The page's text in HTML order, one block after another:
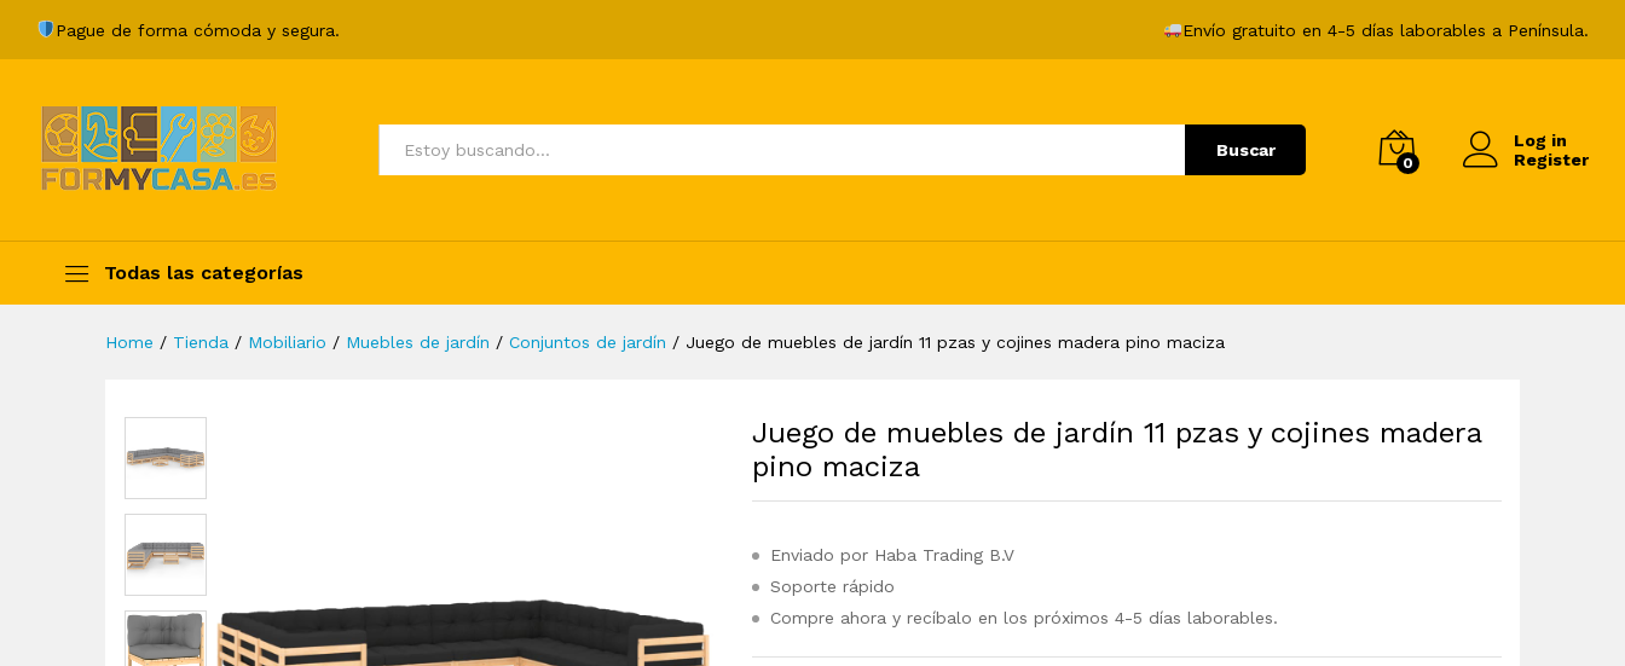
Pague de forma cómoda y segura. Envío gratuito en 4-5 días laborables a Península.
Todos Buscar
0
Log in
Register
Todas las categorías
y animales
Home / Tienda / Mobiliario / Muebles de jardín / Conjuntos de jardín / Juego de muebles de jardín 11 pzas y cojines madera pino maciza
Juego de muebles de jardín 11 pzas y cojines madera
pino maciza
Enviado por Haba Trading B.V
Soporte rápido
Compre ahora y recíbalo en los próximos 4-5 días laborables.
Description Specification
586,99€ Añadir al carrito